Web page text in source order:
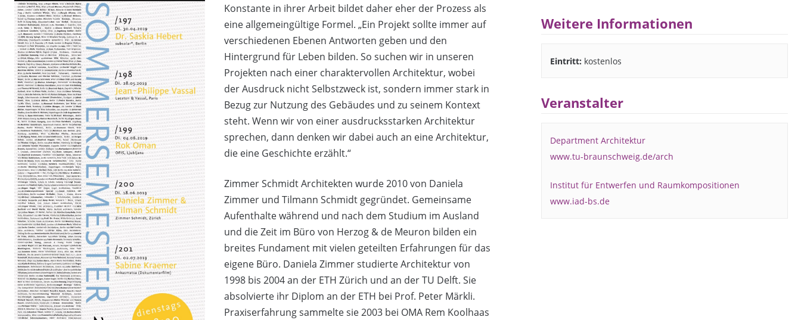
Konstante in ihrer Arbeit bildet daher eher der Prozess als
eine allgemeingültige Formel. „Ein Projekt sollte immer auf
verschiedenen Ebenen Antworten geben und den
Hintergrund für Leben bilden. So suchen wir in unseren
Projekten nach einer charaktervollen Architektur, wobei
der Ausdruck nicht Selbstzweck ist, sondern immer stark in
Bezug zur Nutzung des Gebäudes und zu seinem Kontext
steht. Wenn wir von einer ausdrucksstarken Architektur
sprechen, dann denken wir dabei auch an eine Architektur,
die eine Geschichte erzählt.“
Zimmer Schmidt Architekten wurde 2010 von Daniela
Zimmer und Tilmann Schmidt gegründet. Gemeinsame
Aufenthalte während und nach dem Studium im Ausland
und die Zeit im Büro von Herzog & de Meuron bilden ein
breites Fundament mit vielen geteilten Erfahrungen für das
eigene Büro. Daniela Zimmer studierte Architektur von
1998 bis 2004 an der ETH Zürich und an der TU Delft. Sie
absolvierte ihr Diplom an der ETH bei Prof. Peter Märkli.
Praxiserfahrung sammelte sie 2003 bei OMA Rem Koolhaas
Weitere Informationen
Eintritt: kostenlos
Veranstalter
Department Architektur
www.tu-braunschweig.de/arch
Institut für Entwerfen und Raumkompositionen
www.iad-bs.de